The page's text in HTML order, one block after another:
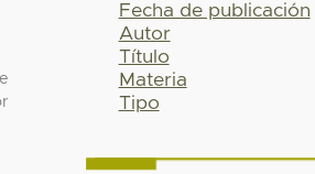
Fecha de publicación
Autor
Título
Materia
Tipo